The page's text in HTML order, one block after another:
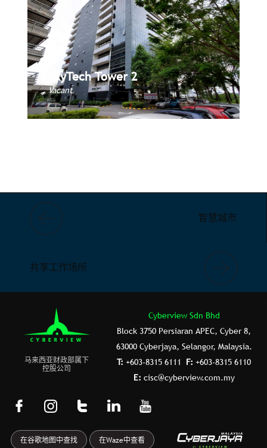
SkyTech Tower 2
Vacant
SkyTech Tower 2
Book Now
智慧城市
共享工作场所
⻢来⻄亚财政部属下
控股公司
Cyberview Sdn Bhd
Block 3750 Persiaran APEC, Cyber 8,
63000 Cyberjaya, Selangor, Malaysia.
T: +603-8315 6111 F: +603-8315 6110
E: cisc@cyberview.com.my
F
c
I
s
T
m
L
n
Y
u
在谷歌地图中查找 在Waze中查看